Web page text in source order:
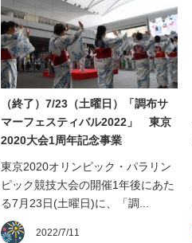
（終了）7/23（土曜日）「調布サ
マーフェスティバル2022」 東京
2020大会1周年記念事業
東京2020オリンピック・パラリン
ピック競技大会の開催1年後にあた
る7月23日(土曜日)に、「調...
2022/7/11